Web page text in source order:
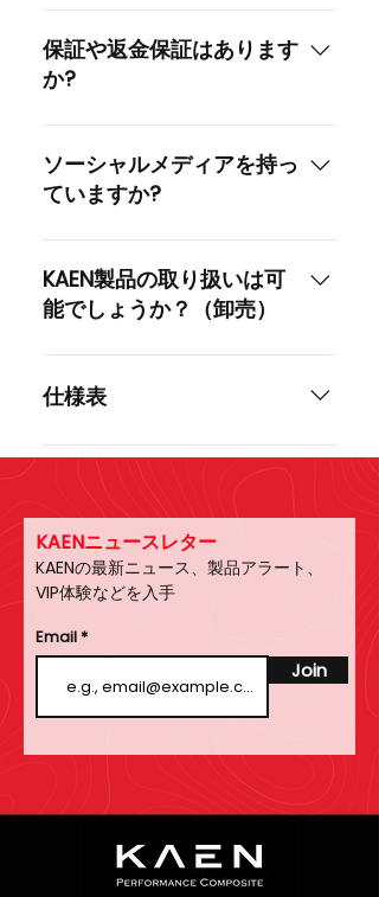
ひお試しください。
下記のシャフトカット表をご覧く
ださい。※先端カットによりスペ
ックの微調整が可能です。※※ク
ゴルフ工房・専門店・クラブメー
カーに依頼することをおすすめし
ます。
保証や返金保証はあります
か?
ご購入後1年以内に通常のゴルフプ
レー中にシャフトが破損したり使
用できなくなった場合は、購入店
ン株式会社）までご返品くださ
い。シャフトの状態を確認させて
いただき、製造上の欠陥と確認で
きた場合は、同一シャフトと交換
させていただきます。ゴルフバッ
グの輸送中やクラブの出し入れの
際に生じた破損（キズ含む）、故
意・過失を問わず外的要因による
破損（キズ含む）は交換の対象外
となりますのでご了承ください。
メーカーによる返金保証はござい
ません。
ソーシャルメディアを持っ
ていますか?
インスタグラム: @kaengolf_jp
Facebook: カエンゴルフ ぜひフ
ォローしてください 🙂
KAEN製品の取り扱いは可
能でしょうか？（卸売）
卸売に関するお問い合わせは、下
記までご連絡ください。 TEL: 06-
info@kaengolf.jp
仕様表
KAENニュースレター
KAENの最新ニュース、製品アラート、
VIP体験などを入手
Email
Join